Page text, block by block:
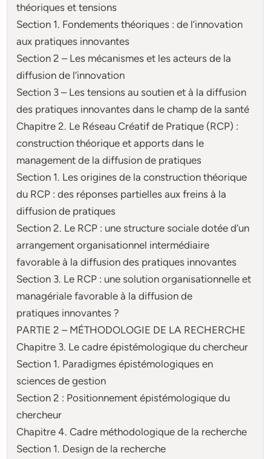
théoriques et tensions
Section 1. Fondements théoriques : de l’innovation
aux pratiques innovantes
Section 2 – Les mécanismes et les acteurs de la
diffusion de l’innovation
Section 3 – Les tensions au soutien et à la diffusion
des pratiques innovantes dans le champ de la santé
Chapitre 2. Le Réseau Créatif de Pratique (RCP) :
construction théorique et apports dans le
management de la diffusion de pratiques
Section 1. Les origines de la construction théorique
du RCP : des réponses partielles aux freins à la
diffusion de pratiques
Section 2. Le RCP : une structure sociale dotée d’un
arrangement organisationnel intermédiaire
favorable à la diffusion des pratiques innovantes
Section 3. Le RCP : une solution organisationnelle et
managériale favorable à la diffusion de
pratiques innovantes ?
PARTIE 2 – MÉTHODOLOGIE DE LA RECHERCHE
Chapitre 3. Le cadre épistémologique du chercheur
Section 1. Paradigmes épistémologiques en
sciences de gestion
Section 2 : Positionnement épistémologique du
chercheur
Chapitre 4. Cadre méthodologique de la recherche
Section 1. Design de la recherche